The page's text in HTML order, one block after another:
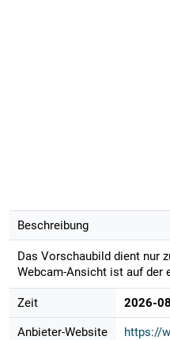
Beschreibung
Das Vorschaubild dient nur
Webcam-Ansicht ist auf der
Zeit 2026-
Anbieter-Website https://